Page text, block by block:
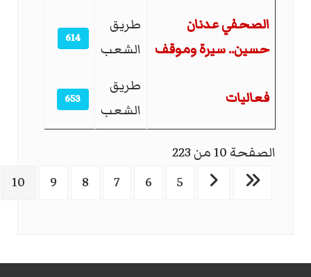
الصحفي عدنان
حسين.. سيرة وموقف
طريق
الشعب
614
فعاليات
طريق
الشعب
653
الصفحة 10 من 223
5
6
7
8
9
10